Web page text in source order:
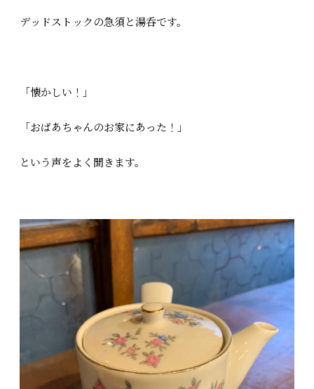
デッドストックの急須と湯呑です。
「懐かしい！」
「おばあちゃんのお家にあった！」
という声をよく聞きます。